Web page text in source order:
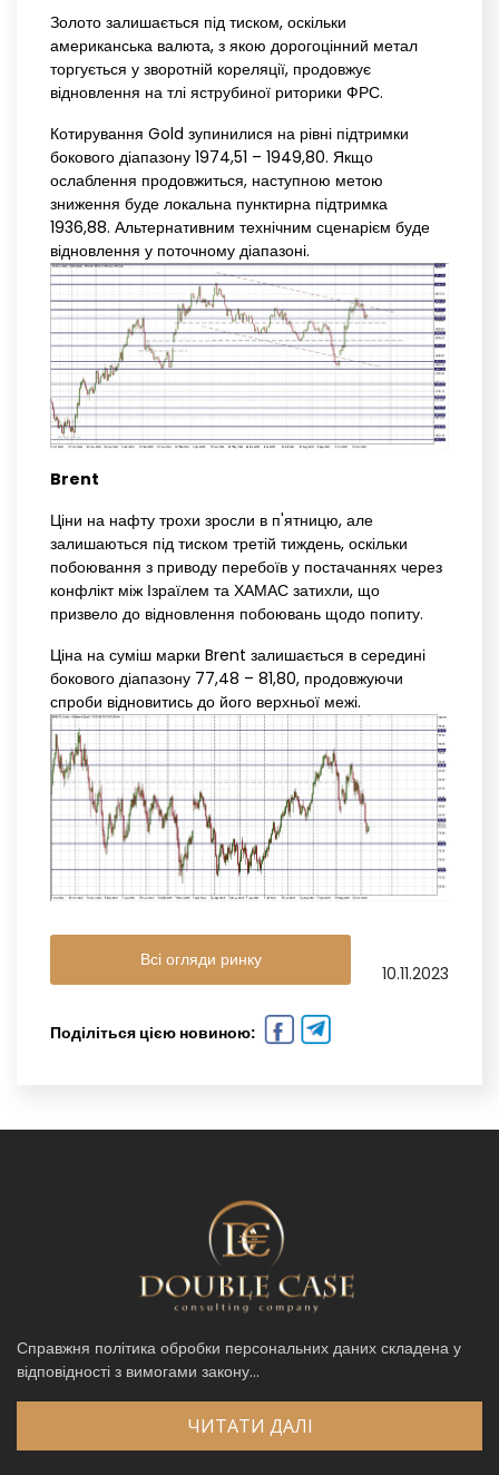
Золото залишається під тиском, оскільки
американська валюта, з якою дорогоцінний метал
торгується у зворотній кореляції, продовжує
відновлення на тлі яструбиної риторики ФРС.
Котирування Gold зупинилися на рівні підтримки
бокового діапазону 1974,51 – 1949,80. Якщо
ослаблення продовжиться, наступною метою
зниження буде локальна пунктирна підтримка
1936,88. Альтернативним технічним сценарієм буде
відновлення у поточному діапазоні.
Brent
Ціни на нафту трохи зросли в п'ятницю, але
залишаються під тиском третій тиждень, оскільки
побоювання з приводу перебоїв у постачаннях через
конфлікт між Ізраїлем та ХАМАС затихли, що
призвело до відновлення побоювань щодо попиту.
Ціна на суміш марки Brent залишається в середині
бокового діапазону 77,48 – 81,80, продовжуючи
спроби відновитись до його верхньої межі.
Всі огляди ринку
10.11.2023
Поділіться цією новиною:
Справжня політика обробки персональних даних складена у
відповідності з вимогами закону...
ЧИТАТИ ДАЛІ